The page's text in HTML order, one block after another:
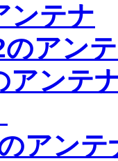
ンテナ
アン
アンテ
アンテ